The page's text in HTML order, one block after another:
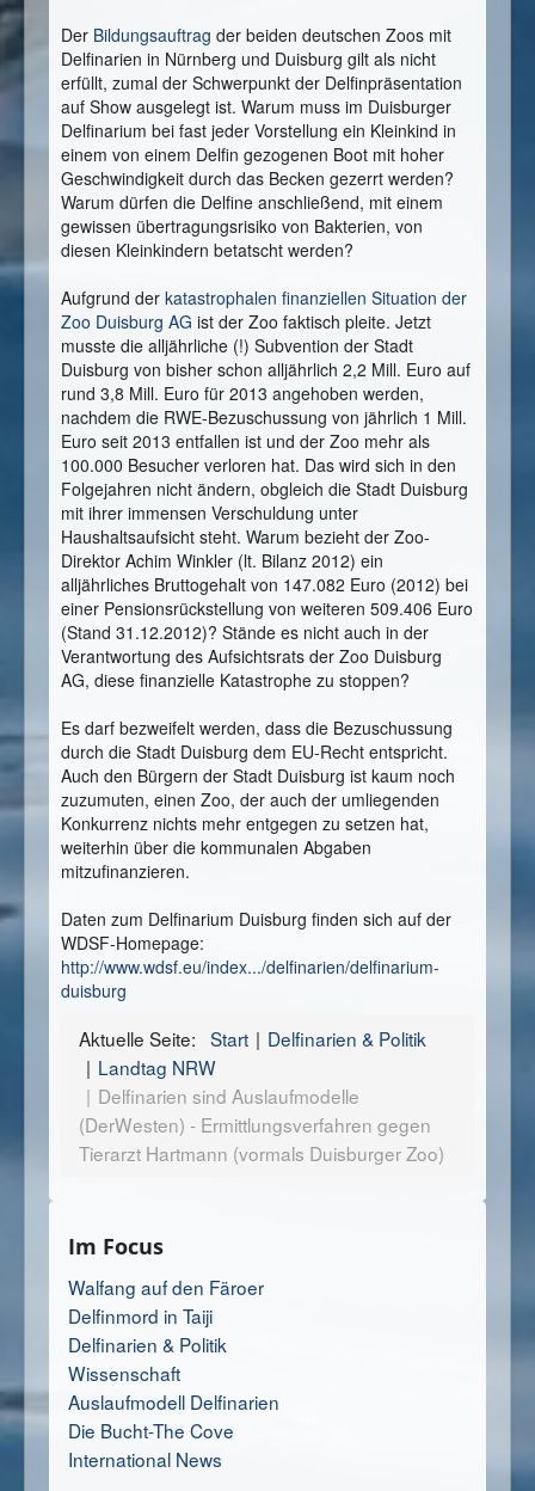
Der Bildungsauftrag der beiden deutschen Zoos mit
Delfinarien in Nürnberg und Duisburg gilt als nicht
erfüllt, zumal der Schwerpunkt der Delfinpräsentation
auf Show ausgelegt ist. Warum muss im Duisburger
Delfinarium bei fast jeder Vorstellung ein Kleinkind in
einem von einem Delfin gezogenen Boot mit hoher
Geschwindigkeit durch das Becken gezerrt werden?
Warum dürfen die Delfine anschließend, mit einem
gewissen übertragungsrisiko von Bakterien, von
diesen Kleinkindern betatscht werden?
Aufgrund der katastrophalen finanziellen Situation der
Zoo Duisburg AG ist der Zoo faktisch pleite. Jetzt
musste die alljährliche (!) Subvention der Stadt
Duisburg von bisher schon alljährlich 2,2 Mill. Euro auf
rund 3,8 Mill. Euro für 2013 angehoben werden,
nachdem die RWE-Bezuschussung von jährlich 1 Mill.
Euro seit 2013 entfallen ist und der Zoo mehr als
100.000 Besucher verloren hat. Das wird sich in den
Folgejahren nicht ändern, obgleich die Stadt Duisburg
mit ihrer immensen Verschuldung unter
Haushaltsaufsicht steht. Warum bezieht der Zoo-
Direktor Achim Winkler (lt. Bilanz 2012) ein
alljährliches Bruttogehalt von 147.082 Euro (2012) bei
einer Pensionsrückstellung von weiteren 509.406 Euro
(Stand 31.12.2012)? Stände es nicht auch in der
Verantwortung des Aufsichtsrats der Zoo Duisburg
AG, diese finanzielle Katastrophe zu stoppen?
Es darf bezweifelt werden, dass die Bezuschussung
durch die Stadt Duisburg dem EU-Recht entspricht.
Auch den Bürgern der Stadt Duisburg ist kaum noch
zuzumuten, einen Zoo, der auch der umliegenden
Konkurrenz nichts mehr entgegen zu setzen hat,
weiterhin über die kommunalen Abgaben
mitzufinanzieren.
Daten zum Delfinarium Duisburg finden sich auf der
WDSF-Homepage:
http://www.wdsf.eu/index.../delfinarien/delfinarium-
duisburg
Aktuelle Seite: Start
Delfinarien & Politik
Landtag NRW
Delfinarien sind Auslaufmodelle
(DerWesten) - Ermittlungsverfahren gegen
Tierarzt Hartmann (vormals Duisburger Zoo)
Im Focus
Walfang auf den Färoer
Delfinmord in Taiji
Delfinarien & Politik
Wissenschaft
Auslaufmodell Delfinarien
Die Bucht-The Cove
International News